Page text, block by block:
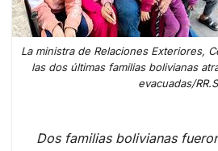
La ministra de Relaciones Exteriores,
las dos últimas familias bolivianas
evacuadas/
Dos familias bolivianas